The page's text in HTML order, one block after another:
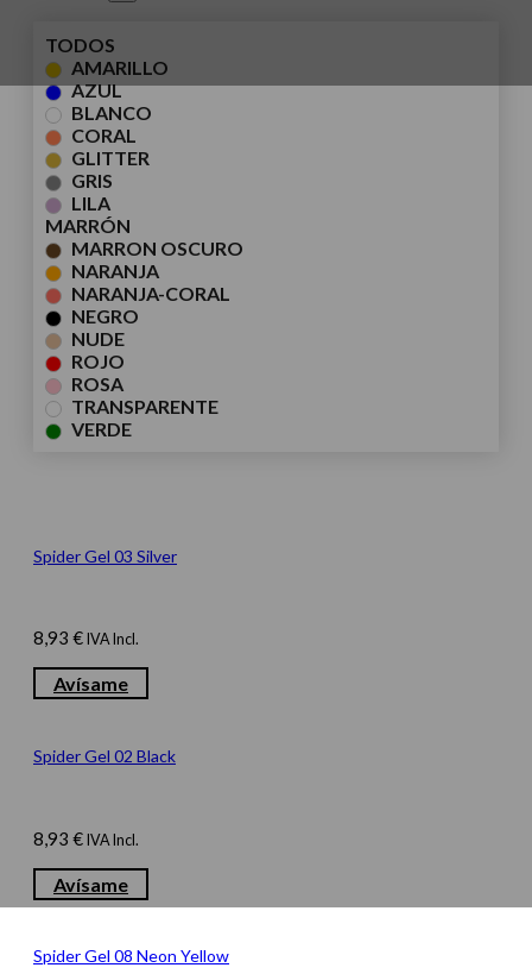
TODOS
AMARILLO
AZUL
BLANCO
CORAL
GLITTER
GRIS
LILA
MARRÓN
MARRON OSCURO
NARANJA
NARANJA-CORAL
NEGRO
NUDE
ROJO
ROSA
TRANSPARENTE
VERDE
Spider Gel 03 Silver
8,93 € IVA Incl.
Avísame
Spider Gel 02 Black
8,93 € IVA Incl.
Avísame
Spider Gel 08 Neon Yellow